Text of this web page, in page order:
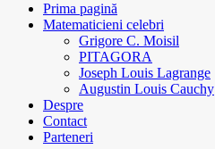
Prima pagină
Matematicieni celebri
Grigore C. Moisil
PITAGORA
Joseph Louis Lagrange
Augustin Louis Cauchy
Despre
Contact
Parteneri